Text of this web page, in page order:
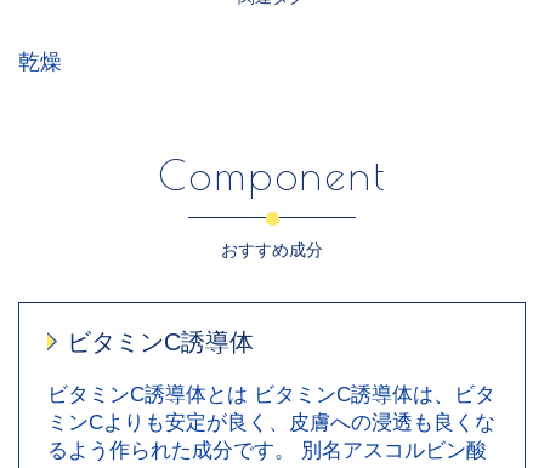
乾燥
Component
おすすめ成分
ビタミンC誘導体
ビタミンC誘導体とは ビタミンC誘導体は、ビタ
ミンCよりも安定が良く、皮膚への浸透も良くな
るよう作られた成分です。 別名アスコルビン酸